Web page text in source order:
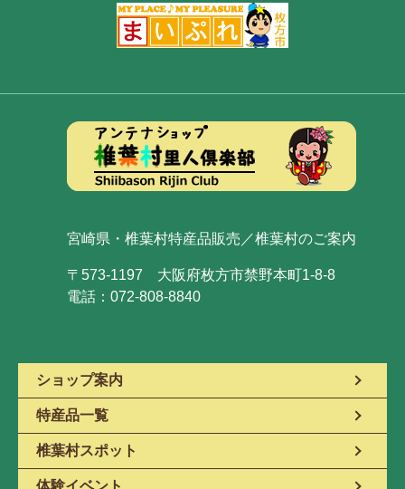
宮崎県・椎葉村特産品販売／椎葉村のご案内
〒573-1197 大阪府枚方市禁野本町1-8-8
電話：072-808-8840
ショップ案内
特産品一覧
椎葉村スポット
体験イベント